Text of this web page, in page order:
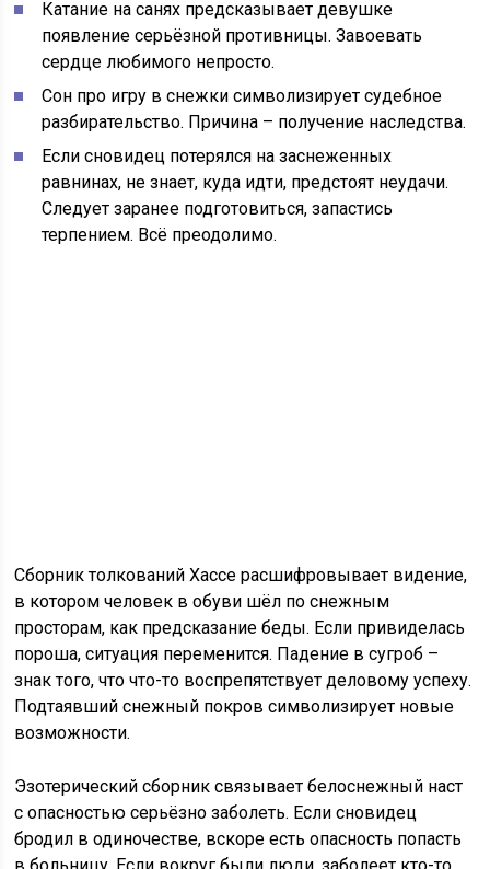
Катание на санях предсказывает девушке
появление серьёзной противницы. Завоевать
сердце любимого непросто.
Сон про игру в снежки символизирует судебное
разбирательство. Причина – получение наследства.
Если сновидец потерялся на заснеженных
равнинах, не знает, куда идти, предстоят неудачи.
Следует заранее подготовиться, запастись
терпением. Всё преодолимо.
Сборник толкований Хассе расшифровывает видение,
в котором человек в обуви шёл по снежным
просторам, как предсказание беды. Если привиделась
пороша, ситуация переменится. Падение в сугроб –
знак того, что что-то воспрепятствует деловому успеху.
Подтаявший снежный покров символизирует новые
возможности.
Эзотерический сборник связывает белоснежный наст
с опасностью серьёзно заболеть. Если сновидец
бродил в одиночестве, вскоре есть опасность попасть